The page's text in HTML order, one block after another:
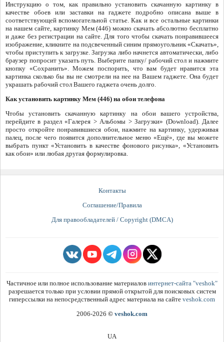
Инструкцию о том, как правильно установить скачанную картинку в
качестве обоев или заставки на гаджете подробно описана выше в
соответствующей вспомогательной статье. Как и все остальные картинки
на нашем сайте, картинку Мем (446) можно скачать абсолютно бесплатно
и даже без регистрации на сайте. Для того чтобы скачать понравившееся
изображение, кликните на подсвеченный синим прямоугольник «Скачать»,
чтобы приступить к загрузке. Загрузка либо начнется автоматически, либо
браузер попросит указать путь. Выберите папку/ рабочий стол и нажмите
кнопку «Сохранить». Можем поспорить, что вам будет нравится эта
картинка сколько бы вы не смотрели на нее на Вашем гаджете. Она будет
украшать рабочий стол Вашего гаджета очень долго.
Как установить картинку Мем (446) на обои телефона
Чтобы установить скачанную картинку на обои вашего устройства,
перейдите в раздел «Галерея > Альбомы > Загрузки» (Download). Далее
просто откройте понравившиеся обои, нажмите на картинку, удерживая
палец, после чего появится дополнительное меню «Ещё», где вы можете
выбрать пункт «Установить в качестве фонового рисунка», «Установить
как обои» или любая другая формулировка.
Контакты
Соглашение/Правила
Для правообладателей / Copyright (DMCA)
Частичное или полное использование материалов интернет-сайта "veshok"
разрешается только при условии прямой открытой для поисковых систем
гиперссылки на непосредственный адрес материала на сайте veshok.com
2006-2026 © veshok.com
UA